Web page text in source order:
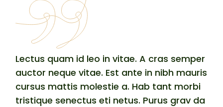
Lectus quam id leo in vitae. A cras semper
auctor neque vitae. Est ante in nibh mauris
cursus mattis molestie a. Hab tant morbi
tristique senectus eti netus. Purus grav da